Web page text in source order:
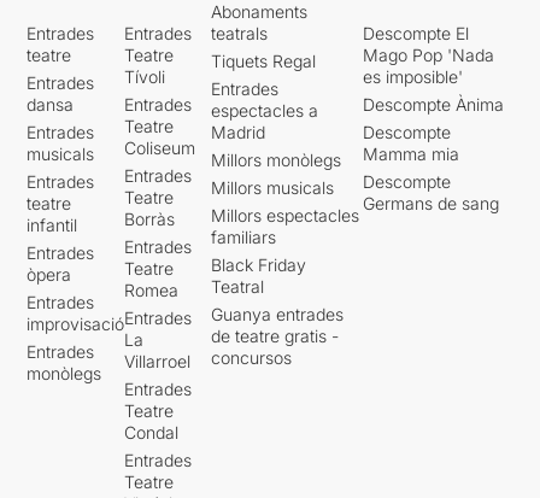
Entrades
teatre
Entrades
dansa
Entrades
musicals
Entrades
teatre
infantil
Entrades
òpera
Entrades
improvisació
Entrades
monòlegs
Entrades
Teatre
Tívoli
Entrades
Teatre
Coliseum
Entrades
Teatre
Borràs
Entrades
Teatre
Romea
Entrades
La
Villarroel
Entrades
Teatre
Condal
Entrades
Teatre
Abonaments
teatrals
Tiquets Regal
Entrades
espectacles a
Madrid
Millors monòlegs
Millors musicals
Millors espectacles
familiars
Black Friday
Teatral
Guanya entrades
de teatre gratis -
concursos
Descompte El
Mago Pop 'Nada
es imposible'
Descompte Ànima
Descompte
Mamma mia
Descompte
Germans de sang